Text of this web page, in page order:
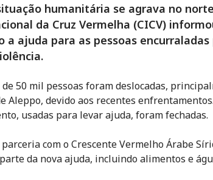
humanitária se agrava no
da Cruz Vermelha (CICV)
a ajuda para as pessoas encurraladas
de 50 mil pessoas foram deslocadas,
Aleppo, devido aos recentes
usadas para levar ajuda, foram fechadas.
com o Crescente Vermelho Árabe
da nova ajuda, incluindo alimentos e